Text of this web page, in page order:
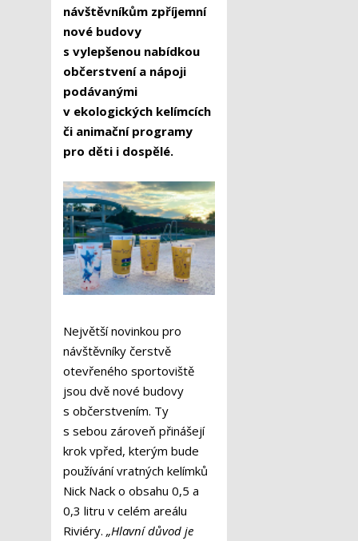
návštěvníkům zpříjemní
nové budovy
s vylepšenou nabídkou
občerstvení a nápoji
podávanými
v ekologických kelímcích
či animační programy
pro děti i dospělé.
Největší novinkou pro
návštěvníky čerstvě
otevřeného sportoviště
jsou dvě nové budovy
s občerstvením. Ty
s sebou zároveň přinášejí
krok vpřed, kterým bude
používání vratných kelímků
Nick Nack o obsahu 0,5 a
0,3 litru v celém areálu
Riviéry. „Hlavní důvod je